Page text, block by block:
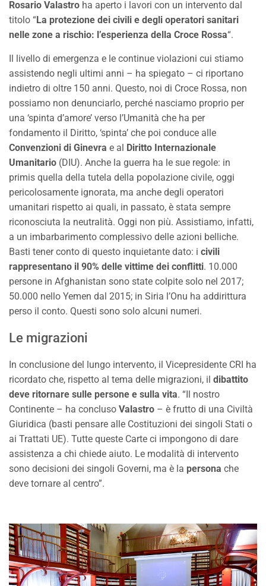
Rosario Valastro ha aperto i lavori con un intervento dal
titolo “La protezione dei civili e degli operatori sanitari
nelle zone a rischio: l’esperienza della Croce Rossa“.
Il livello di emergenza e le continue violazioni cui stiamo
assistendo negli ultimi anni – ha spiegato – ci riportano
indietro di oltre 150 anni. Questo, noi di Croce Rossa, non
possiamo non denunciarlo, perché nasciamo proprio per
una ‘spinta d’amore’ verso l’Umanità che ha per
fondamento il Diritto, ‘spinta’ che poi conduce alle
Convenzioni di Ginevra e al
Diritto Internazionale
Umanitario (DIU). Anche la guerra ha le sue regole: in
primis quella della tutela della popolazione civile, oggi
pericolosamente ignorata, ma anche degli operatori
umanitari rispetto ai quali, in passato, è stata sempre
riconosciuta la neutralità. Oggi non più. Assistiamo, infatti,
a un imbarbarimento complessivo delle azioni belliche.
Basti tener conto di questo inquietante dato: i civili
rappresentano il 90% delle vittime dei conflitti. 10.000
persone in Afghanistan sono state colpite solo nel 2017;
50.000 nello Yemen dal 2015; in Siria l’Onu ha addirittura
perso il conto. Questi sono solo alcuni numeri.
Le migrazioni
In conclusione del lungo intervento, il Vicepresidente CRI ha
ricordato che, rispetto al tema delle migrazioni, il dibattito
deve ritornare sulle persone e sulla vita. “Il nostro
Continente – ha concluso Valastro – è frutto di una Civiltà
Giuridica (basti pensare alle Costituzioni dei singoli Stati o
ai Trattati UE). Tutte queste Carte ci impongono di dare
assistenza a chi chiede aiuto. Le modalità di intervento
sono decisioni dei singoli Governi, ma è la persona che
deve tornare al centro”.